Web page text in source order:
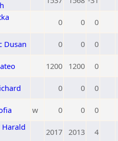
0 0 0
Dusan 0 0 0
1200 1200 0
0 0 0
w 0 0 0
2017 2013 4